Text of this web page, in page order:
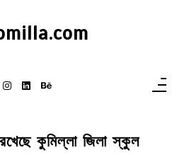
কুমিল্লা জিলা স্কুল